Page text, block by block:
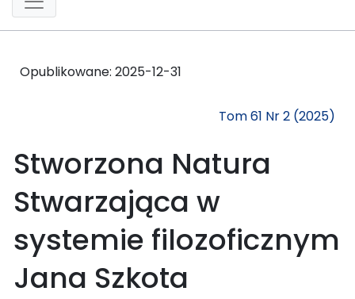
Opublikowane: 2025-12-31
Tom 61 Nr 2 (2025)
Stworzona Natura
Stwarzająca w
systemie filozoficznym
Jana Szkota